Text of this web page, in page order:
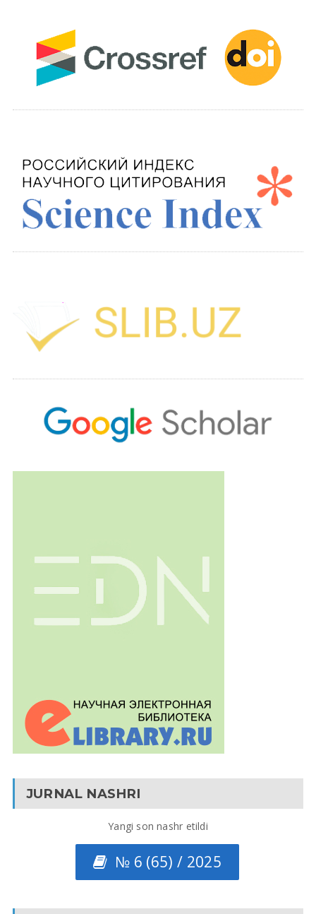
JURNAL NASHRI
Yangi son nashr etildi
№ 6 (65) / 2025